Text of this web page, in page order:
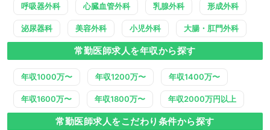
呼吸器外科 心臓血管外科 乳腺外科 形成外科
泌尿器科 美容外科 小児外科 大腸・肛門外科
常勤医師求人を年収から探す
年収1000万〜 年収1200万〜 年収1400万〜
年収1600万〜 年収1800万〜 年収2000万円以上
常勤医師求人をこだわり条件から探す